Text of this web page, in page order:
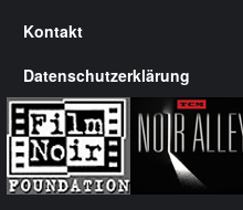
Kontakt
Datenschutzerklärung